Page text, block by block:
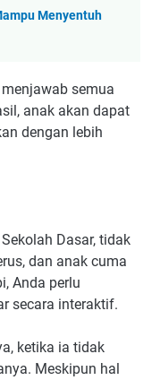
Menyentuh
semua
anak akan dapat
dengan lebih
Dasar, tidak
dan anak cuma
Anda perlu
secara interaktif.
ketika ia tidak
Meskipun hal